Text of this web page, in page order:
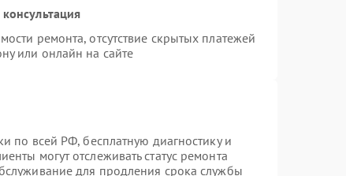
ремонта, отсутствие скрытых платежей
или онлайн на сайте
по всей РФ, бесплатную диагностику и
могут отслеживать статус ремонта
для продления срока службы